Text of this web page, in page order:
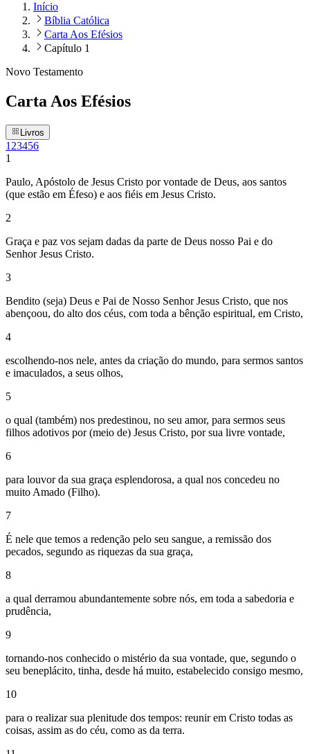
Início
Bíblia Católica
Carta Aos Efésios
Capítulo 1
Novo Testamento
Carta Aos Efésios
Livros
1 23456
1
Paulo, Apóstolo de Jesus Cristo por vontade de Deus, aos santos
(que estão em Éfeso) e aos fiéis em Jesus Cristo.
2
Graça e paz vos sejam dadas da parte de Deus nosso Pai e do
Senhor Jesus Cristo.
3
Bendito (seja) Deus e Pai de Nosso Senhor Jesus Cristo, que nos
abençoou, do alto dos céus, com toda a bênção espiritual, em Cristo,
4
escolhendo-nos nele, antes da criação do mundo, para sermos santos
e imaculados, a seus olhos,
5
o qual (também) nos predestinou, no seu amor, para sermos seus
filhos adotivos por (meio de) Jesus Cristo, por sua livre vontade,
6
para louvor da sua graça esplendorosa, a qual nos concedeu no
muito Amado (Filho).
7
É nele que temos a redenção pelo seu sangue, a remissão dos
pecados, segundo as riquezas da sua graça,
8
a qual derramou abundantemente sobre nós, em toda a sabedoria e
prudência,
9
tornando-nos conhecido o mistério da sua vontade, que, segundo o
seu beneplácito, tinha, desde há muito, estabelecido consigo mesmo,
10
para o realizar sua plenitude dos tempos: reunir em Cristo todas as
coisas, assim as do céu, como as da terra.